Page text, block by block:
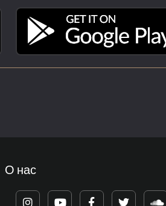
О нас